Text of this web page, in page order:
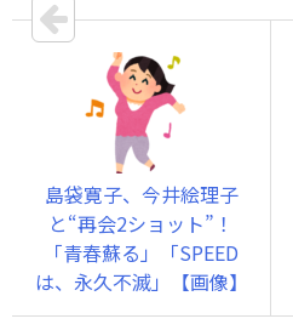
島袋寛子、今井絵理子
と“再会2ショット”！
「青春蘇る」「SPEED
は、永久不滅」【画像】